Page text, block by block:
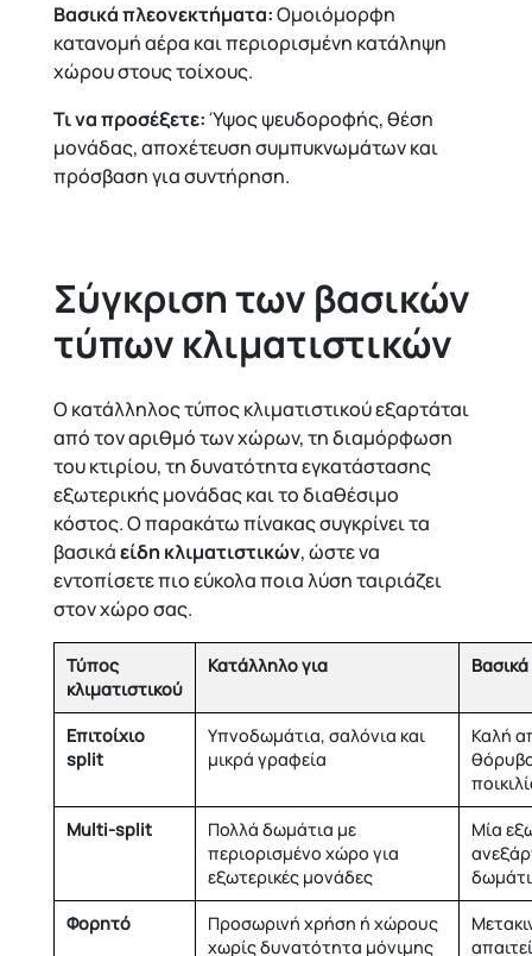
Βασικά πλεονεκτήματα:Ομοιόμορφη
κατανομή αέρα και περιορισμένη κατάληψη
χώρου στους τοίχους.
Τι να προσέξετε:Ύψος ψευδοροφής, θέση
μονάδας, αποχέτευση συμπυκνωμάτων και
πρόσβαση για συντήρηση.
Σύγκριση των βασικών
τύπων κλιματιστικών
Ο κατάλληλος τύπος κλιματιστικού εξαρτάται
από τον αριθμό των χώρων, τη διαμόρφωση
του κτιρίου, τη δυνατότητα εγκατάστασης
εξωτερικής μονάδας και το διαθέσιμο
κόστος.Ο παρακάτω πίνακας συγκρίνει τα
βασικάείδη κλιματιστικών, ώστε να
εντοπίσετε πιο εύκολα ποια λύση ταιριάζει
στον χώρο σας.
Τύπος
κλιματιστικού
Κατάλληλο για
Επιτοίχιο
split
Υπνοδωμάτια, σαλόνια και
μικρά γραφεία
Καλή
Multi-split
Πολλά δωμάτια με
περιορισμένο χώρο για
εξωτερικές μονάδες
Μία
Φορητό
Προσωρινή χρήση ή χώρους
χωρίς δυνατότητα μόνιμης